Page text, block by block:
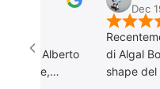
Alberto
Dec 19,
di Algal
shape del